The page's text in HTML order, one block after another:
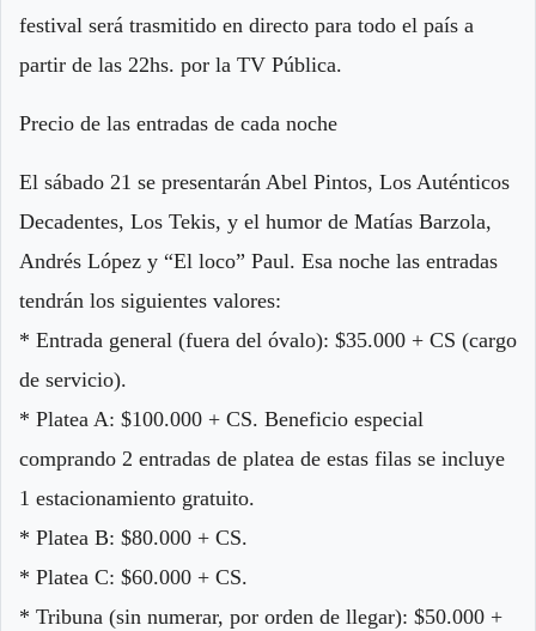
festival será trasmitido en directo para todo el país a
partir de las 22hs. por la TV Pública.
Precio de las entradas de cada noche
El sábado 21 se presentarán Abel Pintos, Los Auténticos
Decadentes, Los Tekis, y el humor de Matías Barzola,
Andrés López y “El loco” Paul. Esa noche las entradas
tendrán los siguientes valores:
* Entrada general (fuera del óvalo): $35.000 + CS (cargo
de servicio).
* Platea A: $100.000 + CS. Beneficio especial
comprando 2 entradas de platea de estas filas se incluye
1 estacionamiento gratuito.
* Platea B: $80.000 + CS.
* Platea C: $60.000 + CS.
* Tribuna (sin numerar, por orden de llegar): $50.000 +